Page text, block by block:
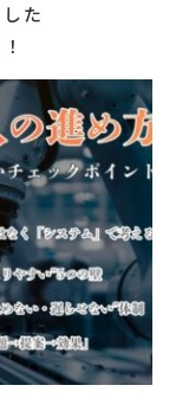
た